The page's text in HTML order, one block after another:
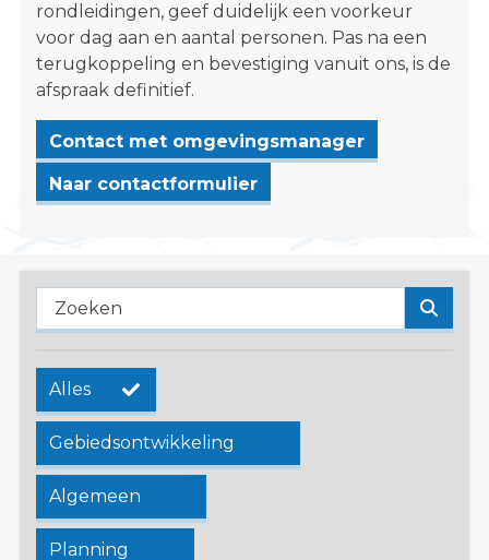
rondleidingen, geef duidelijk een voorkeur
voor dag aan en aantal personen. Pas na een
terugkoppeling en bevestiging vanuit ons, is de
afspraak definitief.
Contact met omgevingsmanager
Naar contactformulier
Alles
Gebiedsontwikkeling
Algemeen
Planning